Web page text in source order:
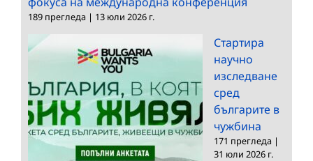
189 прегледа | 13 юли 2026 г.
Стартира
научно
изследване
сред
българите в
чужбина
171 прегледа |
31 юли 2026 г.